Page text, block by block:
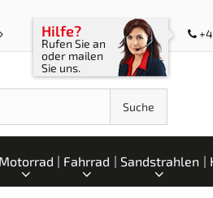
Hilfe?
Rufen Sie an
oder mailen
Sie uns.
Suche
Motorrad Fahrrad Sandstrahlen